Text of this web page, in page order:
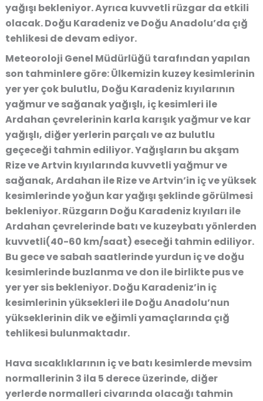
yağışı bekleniyor. Ayrıca kuvvetli rüzgar da etkili
olacak. Doğu Karadeniz ve Doğu Anadolu’da çığ
tehlikesi de devam ediyor.
Meteoroloji Genel Müdürlüğü tarafından yapılan
son tahminlere göre: Ülkemizin kuzey kesimlerinin
yer yer çok bulutlu, Doğu Karadeniz kıyılarının
yağmur ve sağanak yağışlı, iç kesimleri ile
Ardahan çevrelerinin karla karışık yağmur ve kar
yağışlı, diğer yerlerin parçalı ve az bulutlu
geçeceği tahmin ediliyor. Yağışların bu akşam
Rize ve Artvin kıyılarında kuvvetli yağmur ve
sağanak, Ardahan ile Rize ve Artvin’in iç ve yüksek
kesimlerinde yoğun kar yağışı şeklinde görülmesi
bekleniyor. Rüzgarın Doğu Karadeniz kıyıları ile
Ardahan çevrelerinde batı ve kuzeybatı yönlerden
kuvvetli(40-60 km/saat) eseceği tahmin ediliyor.
Bu gece ve sabah saatlerinde yurdun iç ve doğu
kesimlerinde buzlanma ve don ile birlikte pus ve
yer yer sis bekleniyor. Doğu Karadeniz’in iç
kesimlerinin yüksekleri ile Doğu Anadolu’nun
yükseklerinin dik ve eğimli yamaçlarında çığ
tehlikesi bulunmaktadır.
Hava sıcaklıklarının iç ve batı kesimlerde mevsim
normallerinin 3 ila 5 derece üzerinde, diğer
yerlerde normalleri civarında olacağı tahmin